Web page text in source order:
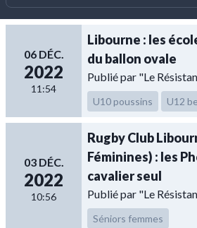
06 DÉC.
2022
11:54
Libourne : les
du ballon ovale
Publié par "Le
U10 poussins U12
03 DÉC.
2022
10:56
Rugby Club
Féminines) : les
cavalier seul
Publié par "Le
Séniors femmes